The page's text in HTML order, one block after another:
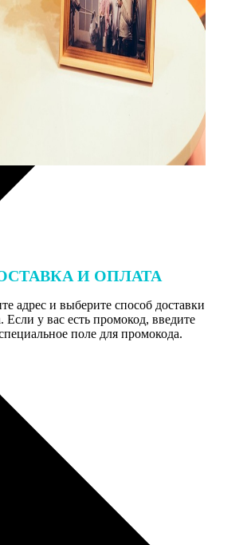
И ОПЛАТА
адрес и выберите способ доставки
Если у вас есть промокод, введите
поле для промокода.